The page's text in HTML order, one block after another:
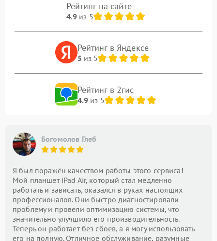
Рейтинг на сайте
4.9из 5
Рейтинг в Яндексе
5 из 5
Рейтинг в 2гис
4.9из 5
Богомолов Глеб
Я был поражён качеством работы этого сервиса!
Мой планшет iPad Air, который стал медленно
работать и зависать, оказался в руках настоящих
профессионалов. Они быстро диагностировали
проблему и провели оптимизацию системы, что
значительно улучшило его производительность.
Теперь он работает без сбоев, а я могу использовать
его на полную. Отличное обслуживание, разумные